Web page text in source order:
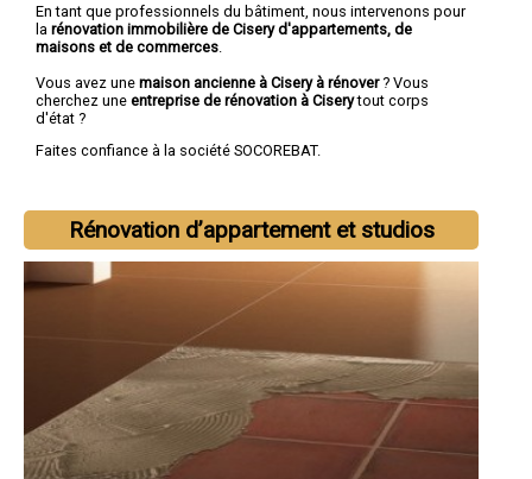
En tant que professionnels du bâtiment, nous intervenons pour
la rénovation immobilière de Cisery d'appartements, de
maisons et de commerces
Vous avez une maison ancienne à Cisery à rénover? Vous
cherchez une entreprise de rénovation à Ciserytout corps
d'état ?
Faites confiance à la société SOCOREBAT.
Rénovation d’appartement et studios